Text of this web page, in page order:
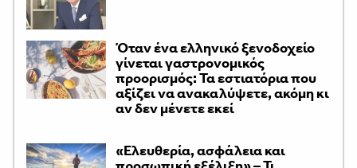
Όταν ένα ελληνικό ξενοδοχείο
γίνεται γαστρονομικός
προορισμός: Τα εστιατόρια που
αξίζει να ανακαλύψετε, ακόμη κι
αν δεν μένετε εκεί
«Ελευθερία, ασφάλεια και